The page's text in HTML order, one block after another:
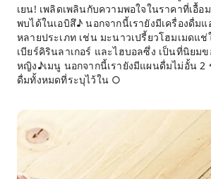
เยน! เพลิดเพลินกับความพอใจในราคาที่เอื้
พบได้ในเอบิสึ♪ นอกจากนี้เรายังมีเครื่องดื่ม
หลายประเภท เช่น มะนาวเปรี้ยวโฮมเมดแ
เบียร์คิรินลาเกอร์ และไฮบอลซึ่ง เป็นที่นิยม
หญิง♪เมนู นอกจากนี้เรายังมีแผนดื่มไม่อั้น 2
ดื่มทั้งหมดที่ระบุไว้ใน ○